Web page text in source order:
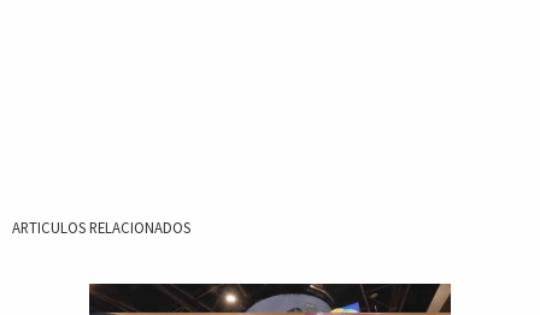
ARTICULOS RELACIONADOS